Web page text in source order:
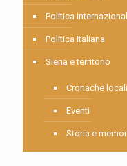
Politica
Politica Italiana
Siena e territorio
Cronache locali
Eventi
Storia e